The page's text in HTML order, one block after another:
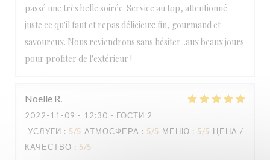
passé une très belle soirée. Service au top, attentionné
juste ce qu'il faut et repas délicieux: fin, gourmand et
savoureux. Nous reviendrons sans hésiter...aux beaux jours
pour profiter de l'extérieur !
Noelle R
2022-11-09 - 12:30 - ГОСТИ 2
УСЛУГИ : 5/5 АТМОСФЕРА : 5/5 МЕНЮ : 5/5 ЦЕНА /
КАЧЕСТВО : 5/5